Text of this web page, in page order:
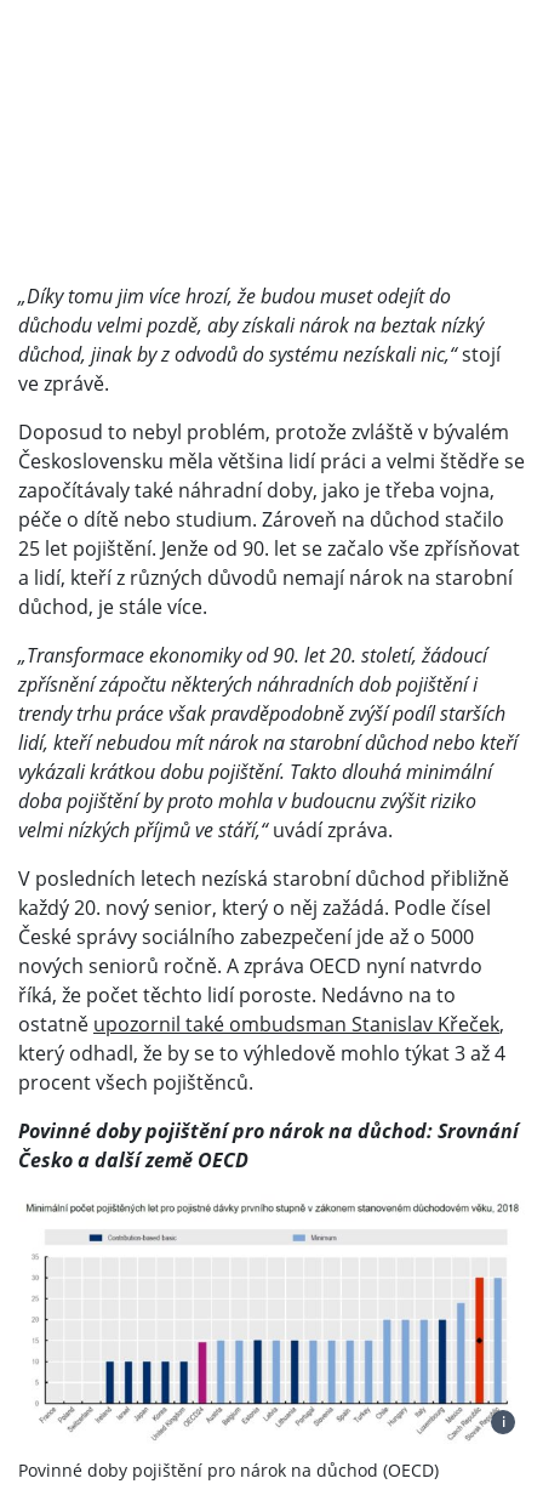
„Díky tomu jim více hrozí, že budou muset odejít do
důchodu velmi pozdě, aby získali nárok na beztak nízký
důchod, jinak by z odvodů do systému nezískali nic,“stojí
ve zprávě.
Doposud to nebyl problém, protože zvláště v bývalém
Československu měla většina lidí práci a velmi štědře se
započítávaly také náhradní doby, jako je třeba vojna,
péče o dítě nebo studium. Zároveň na důchod stačilo
25 let pojištění. Jenže od 90. let se začalo vše zpřísňovat
a lidí, kteří z různých důvodů nemají nárok na starobní
důchod, je stále více.
„Transformace ekonomiky od 90. let 20. století, žádoucí
zpřísnění zápočtu některých náhradních dob pojištění i
trendy trhu práce však pravděpodobně zvýší podíl starších
lidí, kteří nebudou mít nárok na starobní důchod nebo kteří
vykázali krátkou dobu pojištění. Takto dlouhá minimální
doba pojištění by proto mohla v budoucnu zvýšit riziko
velmi nízkých příjmů ve stáří,“uvádí zpráva.
V posledních letech nezíská starobní důchod přibližně
každý 20. nový senior, který o něj zažádá. Podle čísel
České správy sociálního zabezpečení jde až o 5000
nových seniorů ročně. A zpráva OECD nyní natvrdo
říká, že počet těchto lidí poroste. Nedávno na to
ostatně upozornil také ombudsman Stanislav Křeček,
který odhadl, že by se to výhledově mohlo týkat 3 až 4
procent všech pojištěnců.
Povinné doby pojištění pro nárok na důchod: Srovnání
Česko a další země OECD
i
Povinné doby pojištění pro nárok na důchod (OECD)